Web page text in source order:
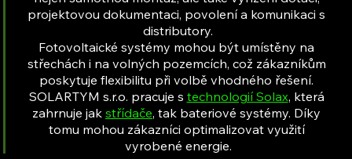
projektovou dokumentaci, povolení a komunikaci s
distributory.
Fotovoltaické systémy mohou být umístěny na
střechách i na volných pozemcích, což zákazníkům
poskytuje flexibilitu při volbě vhodného řešení.
SOLARTYM s.r.o. pracuje s technologií Solax, která
zahrnuje jak střídače, tak bateriové systémy. Díky
tomu mohou zákazníci optimalizovat využití
vyrobené energie.